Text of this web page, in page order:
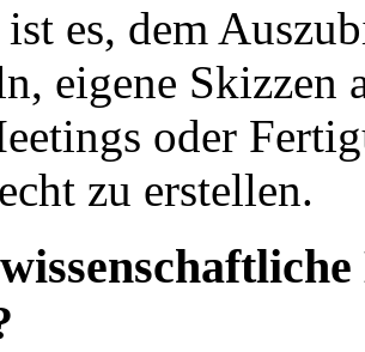
es, dem
eigene
oder
zu erstellen.